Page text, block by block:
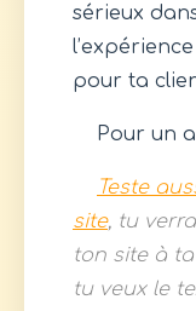
sérieux
pour ta
Pour un
Teste
site, tu
ton site à
tu veux le